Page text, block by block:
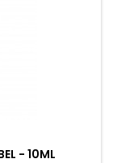
- 10ML